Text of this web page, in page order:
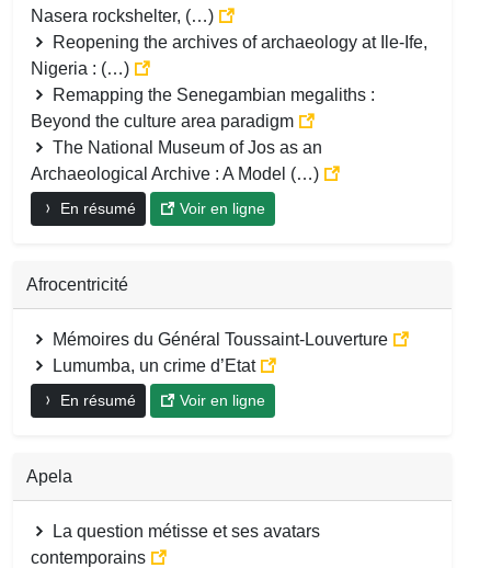
Nasera rockshelter, (…)
Reopening the archives of archaeology at Ile-Ife,
Nigeria : (…)
Remapping the Senegambian megaliths :
Beyond the culture area paradigm
The National Museum of Jos as an
Archaeological Archive : A Model (…)
En résumé Voir en ligne
Afrocentricité
Mémoires du Général Toussaint-Louverture
Lumumba, un crime d’Etat
En résumé Voir en ligne
Apela
La question métisse et ses avatars
contemporains